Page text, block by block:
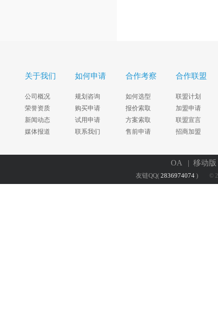
关于我们
公司概况
荣誉资质
新闻动态
媒体报道
如何申请
规划咨询
购买申请
试用申请
联系我们
合作考察
如何选型
报价索取
方案索取
售前申请
合作联盟
联盟计划
加盟申请
联盟宣言
招商加盟
OA | 移动
友链QQ( 2836974074 ) ©